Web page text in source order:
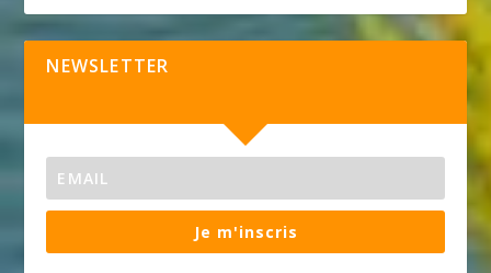
NEWSLETTER
Je m'inscris